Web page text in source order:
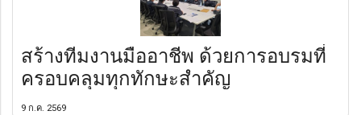
สร้างทีมงานมืออาชีพ ด้วยการอบรมที่
ครอบคลุมทุกทักษะสำคัญ
9 ก.ค. 2569